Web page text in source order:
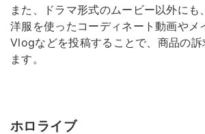
また、ドラマ形式のムービー以外にも
洋服を使ったコーディネート動画やメ
Vlogなどを投稿することで、商品の
ます。
ホロライブ